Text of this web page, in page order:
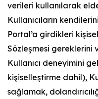
verileri kullanılarak
Kullanıcıların
Portal’a girdikleri
Sözleşmesi gereklerini
Kullanıcı deneyimini
kişiselleştirme dahil),
sağlamak,